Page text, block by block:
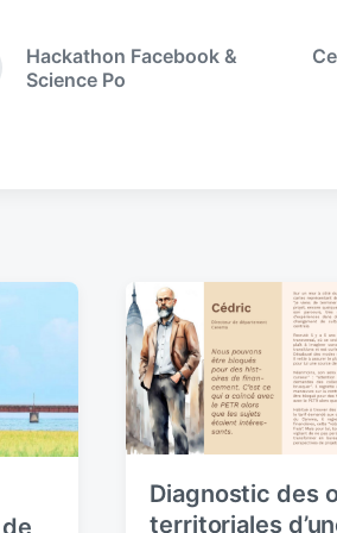
Hackathon Facebook &
Science Po
Diagnostic des
territoriales